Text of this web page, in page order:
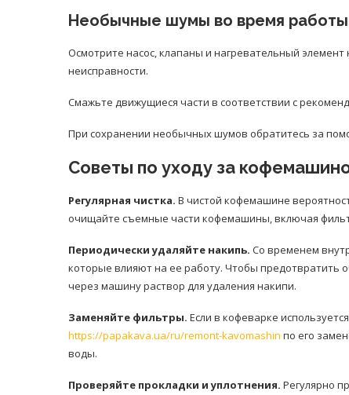
Необычные шумы во время
Осмотрите насос, клапаны и нагревательный
неисправности.
Смажьте движущиеся части в соответствии с
При сохранении необычных шумов обратитесь за
Советы по уходу за
Регулярная чистка. В чистой кофемашине
очищайте съемные части кофемашины, включая
Периодически удаляйте накипь. Со временем
которые влияют на ее работу. Чтобы предотвратить
через машину раствор для удаления накипи.
Заменяйте фильтры. Если в кофеварке
https://papakava.ua/ru/remont-kavomashin по его
воды.
Проверяйте прокладки и уплотнения. Регулярно